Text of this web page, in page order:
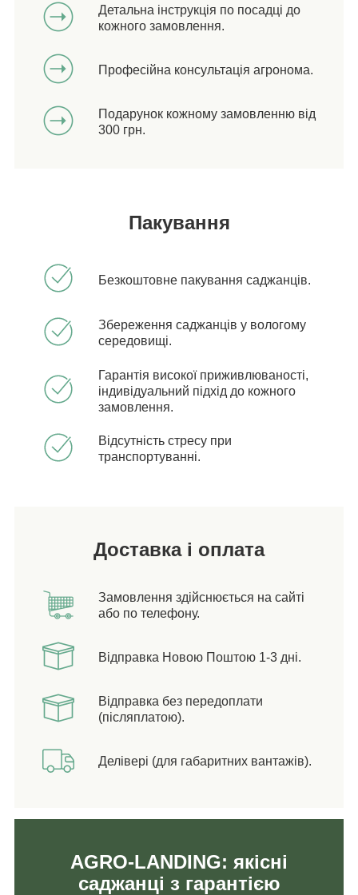
Детальна інструкція по посадці до
кожного замовлення.
Професійна консультація агронома.
Подарунок кожному замовленню від
300 грн.
Пакування
Безкоштовне пакування саджанців.
Збереження саджанців у вологому
середовищі.
Гарантія високої приживлюваності,
індивідуальний підхід до кожного
замовлення.
Відсутність стресу при
транспортуванні.
Доставка і оплата
Замовлення здійснюється на сайті
або по телефону.
Відправка Новою Поштою 1-3 дні.
Відправка без передоплати
(післяплатою).
Делівері (для габаритних вантажів).
AGRO-LANDING: якісні
саджанці з гарантією